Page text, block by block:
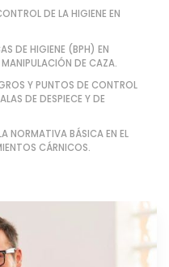
DE LA HIGIENE EN
DE HIGIENE (BPH) EN
DE CAZA.
Y PUNTOS DE CONTROL
DE DESPIECE Y DE
NORMATIVA BÁSICA EN EL
CÁRNICOS.